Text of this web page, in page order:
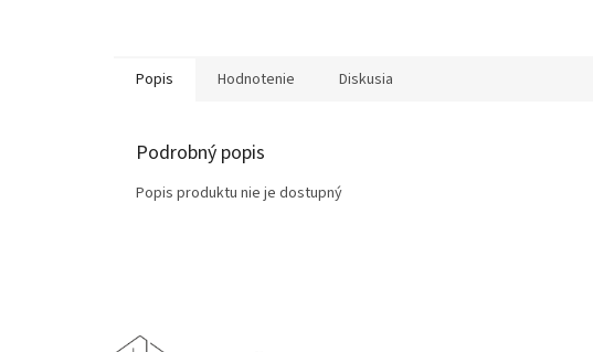
Popis Hodnotenie Diskusia
Podrobný popis
Popis produktu nie je dostupný